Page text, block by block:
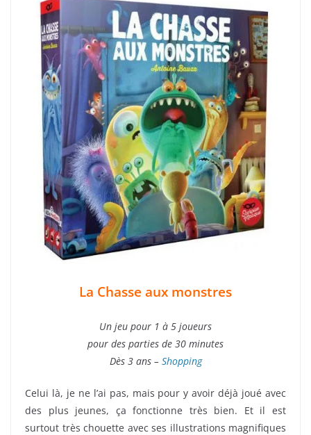
La Chasse aux monstres
Un jeu pour 1 à 5 joueurs
pour des parties de 30 minutes
Dès 3 ans – Shopping
Celui là, je ne l’ai pas, mais pour y avoir déjà joué avec
des plus jeunes, ça fonctionne très bien. Et il est
surtout très chouette avec ses illustrations magnifiques